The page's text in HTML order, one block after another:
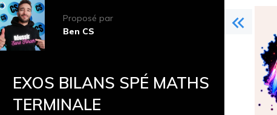
Proposé par
Ben CS
EXOS BILANS SPÉ MATHS
TERMINALE